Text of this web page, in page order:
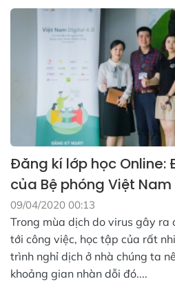
Đăng kí lớp học Online:
của Bệ phóng Việt
09/04/2020 00:13
Trong mùa dịch do virus gây ra
tới công việc, học tập của rất
trình nghỉ dịch ở nhà chúng ta
khoảng gian nhàn dỗi đó....